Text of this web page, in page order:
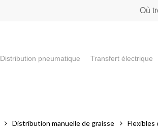
Où
Distribution pneumatique Transfert électrique
Distribution manuelle de graisse Flexibles